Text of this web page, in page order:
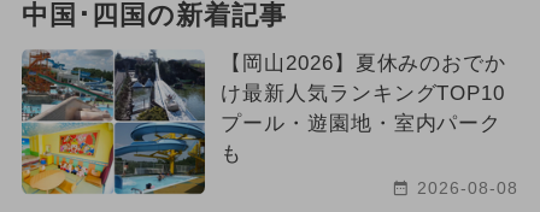
中国･四国の新着記事
【岡山2026】夏休みのおでか
け最新人気ランキングTOP10
プール・遊園地・室内パーク
も
2026-08-08